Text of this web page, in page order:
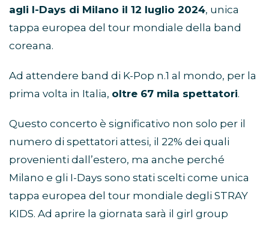
agli I-Days di Milano il 12 luglio 2024, unica
tappa europea del tour mondiale della band
coreana.
Ad attendere band di K-Pop n.1 al mondo, per la
prima volta in Italia, oltre 67 mila spettatori.
Questo concerto è significativo non solo per il
numero di spettatori attesi, il 22% dei quali
provenienti dall’estero, ma anche perché
Milano e gli I-Days sono stati scelti come unica
tappa europea del tour mondiale degli STRAY
KIDS. Ad aprire la giornata sarà il girl group